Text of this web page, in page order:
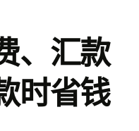
、汇款
时省钱